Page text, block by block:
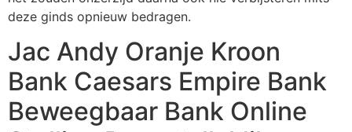
deze ginds opnieuw bedragen.
Jac Andy Oranje Kroon
Bank Caesars Empire Bank
Beweegbaar Bank Online